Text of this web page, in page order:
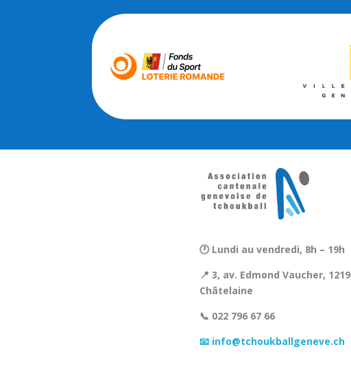
🕐 Lundi au vendredi, 8h – 19h
📍 3, av. Edmond Vaucher, 1219
Châtelaine
📞 022 796 67 66
📧 info@tchoukballgeneve.ch